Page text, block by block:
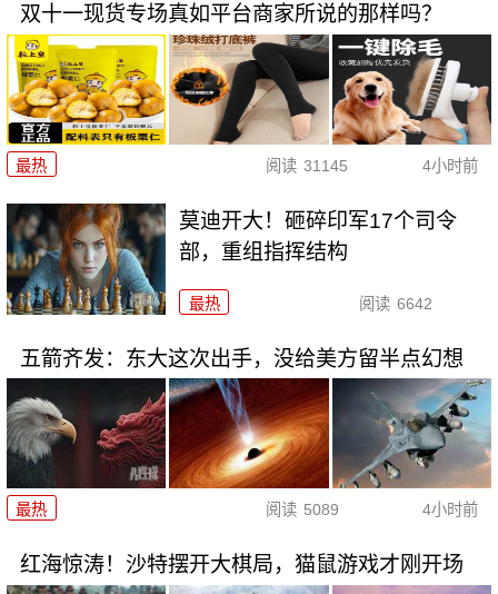
双十一现货专场真如平台商家所说的那样吗？
最热 阅读 31145 4小时前
莫迪开大！砸碎印军17个司令
部，重组指挥结构
最热 阅读 6642
五箭齐发：东大这次出手，没给美方留半点幻想
最热 阅读 5089 4小时前
红海惊涛！沙特摆开大棋局，猫鼠游戏才刚开场